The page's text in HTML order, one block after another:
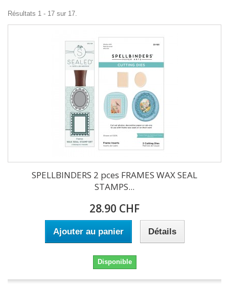
Résultats 1 - 17 sur 17.
SPELLBINDERS 2 pces FRAMES WAX SEAL
STAMPS...
28.90 CHF
Ajouter au panier Détails
Disponible